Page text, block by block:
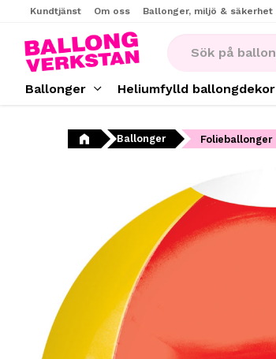
Kundtjänst Om oss Ballonger, miljö & säkerhet
Ballonger Heliumfylld ballongdekor
Ballonger Folieballonger